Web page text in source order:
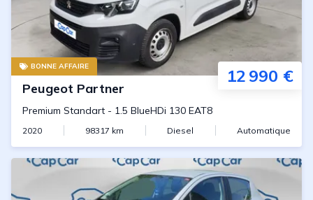
BONNE AFFAIRE 12 990 €
Peugeot Partner
Premium Standart - 1.5 BlueHDi 130 EAT8
2020 98317 km Diesel Automatique